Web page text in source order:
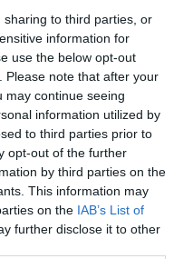
to third parties, or
information for
use the below opt-out
Please note that after your
may continue seeing
information utilized by
to third parties prior to
opt-out of the further
by third parties on the
This information may
on the IAB’s List of
further disclose it to other